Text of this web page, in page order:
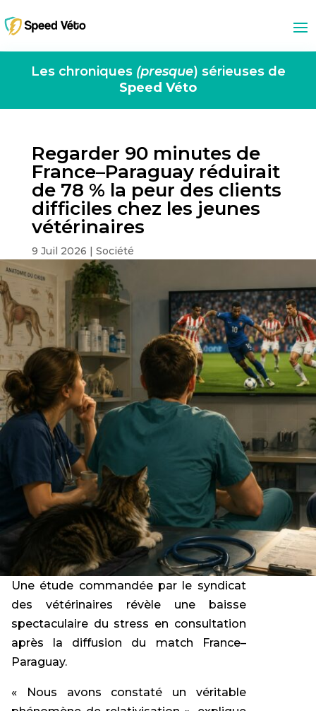
Les chroniques (presque) sérieuses de
Speed Véto
Regarder 90 minutes de
France–Paraguay réduirait
de 78 % la peur des clients
difficiles chez les jeunes
vétérinaires
9 Juil 2026 | Société
Une étude commandée par le syndicat
des vétérinaires révèle une baisse
spectaculaire du stress en consultation
après la diffusion du match France–
Paraguay.
« Nous avons constaté un véritable